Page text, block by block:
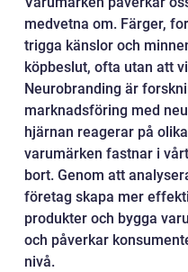
medvetna om. Färger,
trigga känslor och
köpbeslut, ofta utan att
Neurobranding är
marknadsföring med
hjärnan reagerar på
varumärken fastnar i
bort. Genom att
företag skapa mer
produkter och bygga
och påverkar
nivå.